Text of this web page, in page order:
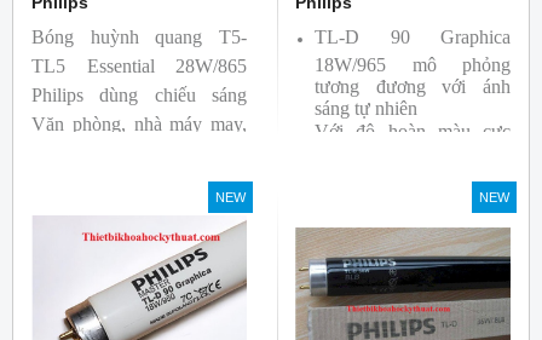
Bóng huỳnh quang T5-
TL5 Essential 28W/865
Philips dùng chiếu sáng
Văn phòng, nhà máy may,
TL-D 90 Graphica
18W/965 mô phỏng
tương đương với ánh
sáng tự nhiên
Với độ hoàn màu cực
Sản phẩm được sản xuất
bởi hãng Philips, xuất xứ
Ba lan
NEW NEW